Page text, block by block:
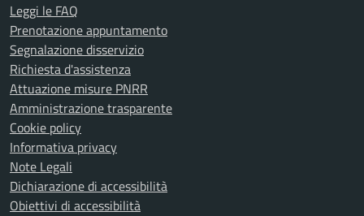
Leggi le FAQ
Prenotazione appuntamento
Segnalazione disservizio
Richiesta d'assistenza
Attuazione misure PNRR
Amministrazione trasparente
Cookie policy
Informativa privacy
Note Legali
Dichiarazione di accessibilità
Obiettivi di accessibilità